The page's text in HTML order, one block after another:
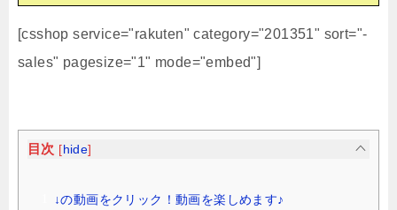
[csshop service="rakuten" category="201351" sort="-
sales" pagesize="1" mode="embed"]
目次 [ hide]
↓の動画をクリック！動画を楽しめます♪